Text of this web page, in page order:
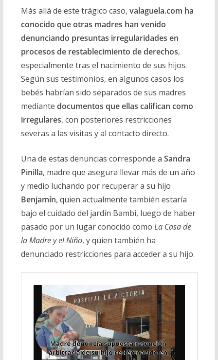
Más allá de este trágico caso, valaguela.com ha
conocido que otras madres han venido
denunciando presuntas irregularidades en
procesos de restablecimiento de derechos,
especialmente tras el nacimiento de sus hijos.
Según sus testimonios, en algunos casos los
bebés habrían sido separados de sus madres
mediante documentos que ellas califican como
irregulares, con posteriores restricciones
severas a las visitas y al contacto directo.
Una de estas denuncias corresponde a Sandra
Pinilla, madre que asegura llevar más de un año
y medio luchando por recuperar a su hijo
Benjamín, quien actualmente también estaría
bajo el cuidado del jardín Bambi, luego de haber
pasado por un lugar conocido como La Casa de
la Madre y el Niño, y quien también ha
denunciado restricciones para acceder a su hijo.